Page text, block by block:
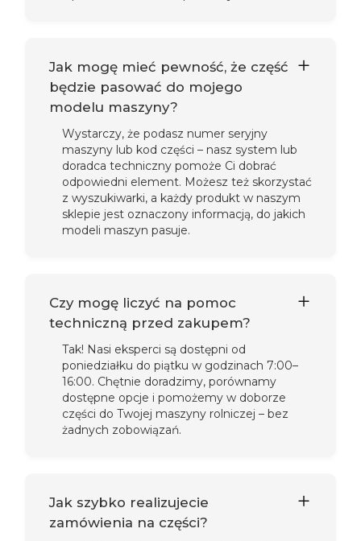
Jak mogę mieć pewność, że część
będzie pasować do mojego
modelu maszyny?
Wystarczy, że podasz numer seryjny
maszyny lub kod części – nasz system lub
doradca techniczny pomoże Ci dobrać
odpowiedni element. Możesz też skorzystać
z wyszukiwarki, a każdy produkt w naszym
sklepie jest oznaczony informacją, do jakich
modeli maszyn pasuje.
Czy mogę liczyć na pomoc
techniczną przed zakupem?
Tak! Nasi eksperci są dostępni od
poniedziałku do piątku w godzinach 7:00–
16:00. Chętnie doradzimy, porównamy
dostępne opcje i pomożemy w doborze
części do Twojej maszyny rolniczej – bez
żadnych zobowiązań.
Jak szybko realizujecie
zamówienia na części?